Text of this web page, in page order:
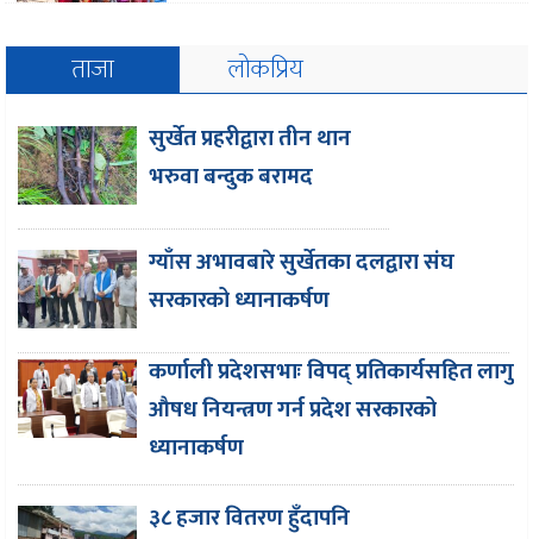
ताजा लोकप्रिय
सुर्खेत प्रहरीद्वारा तीन थान
भरुवा बन्दुक बरामद
ग्याँस अभावबारे सुर्खेतका दलद्वारा संघ
सरकारको ध्यानाकर्षण
कर्णाली प्रदेशसभाः विपद् प्रतिकार्यसहित लागु
औषध नियन्त्रण गर्न प्रदेश सरकारको
ध्यानाकर्षण
३८ हजार वितरण हुँदापनि